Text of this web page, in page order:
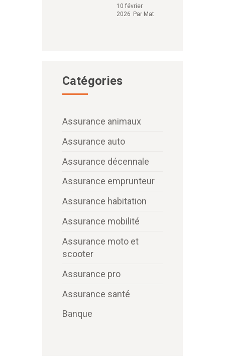
10 février
2026 Par Mat
Catégories
Assurance animaux
Assurance auto
Assurance décennale
Assurance emprunteur
Assurance habitation
Assurance mobilité
Assurance moto et
scooter
Assurance pro
Assurance santé
Banque